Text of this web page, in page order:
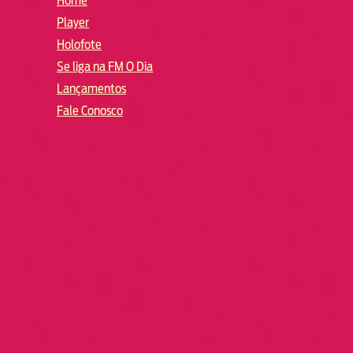
Player
Holofote
Se liga na FM O Dia
Lançamentos
Fale Conosco